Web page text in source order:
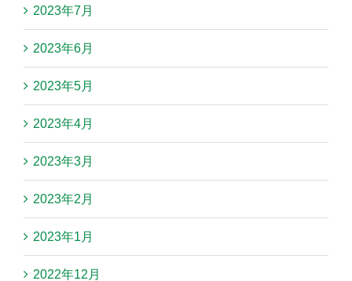
2023年7月
2023年6月
2023年5月
2023年4月
2023年3月
2023年2月
2023年1月
2022年12月